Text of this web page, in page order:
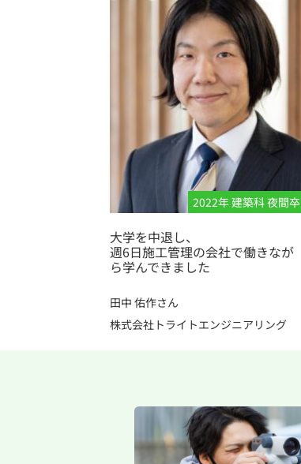
2022年 建築科 夜間卒
大学を中退し、
週6日施工管理の会社で働きなが
ら学んできました
田中 佑作さん
株式会社トライトエンジニアリング